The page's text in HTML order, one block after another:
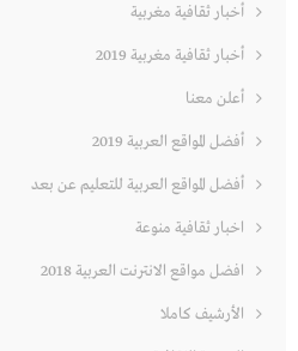
أخبار ثقافية مغربية
أخبار ثقافية مغربية 2019
أعلن معنا
أفضل المواقع العربية 2019
أفضل المواقع العربية للتعليم عن بعد
اخبار ثقافية منوعة
افضل مواقع الانترنت العربية 2018
الأرشيف كاملا